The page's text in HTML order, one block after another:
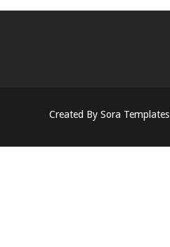
Created By Sora Templates